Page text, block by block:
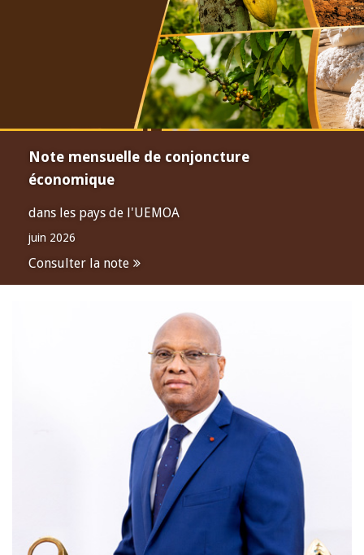
Note mensuelle de conjoncture
économique
dans les pays de l'UEMOA
juin 2026
Consulter la note